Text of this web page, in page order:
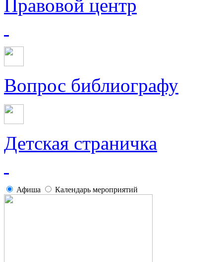
Правовой центр
Вопрос библиографу
Детская страничка
Афиша Календарь мероприятий